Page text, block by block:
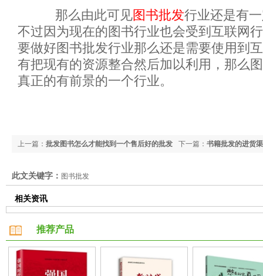
那么由此可见图书批发行业还是有
不过因为现在的图书行业也会受到互联网
要做好图书批发行业那么还是需要使用到
有把现有的资源整合然后加以利用，那么
真正的有前景的一个行业。
下一篇： 书籍批发的进货
上一篇： 批发图书怎么才能找到一个售后好的批发
此文关键字： 图书批发
相关资讯
推荐产品